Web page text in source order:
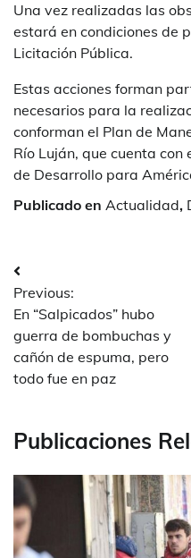
Una vez realizadas las
estará en condiciones de
Licitación Pública.
Estas acciones forman
necesarios para la
conforman el Plan de
Río Luján, que cuenta
de Desarrollo para
Publicado en Actualidad,
Navegación
de
entradas
Previous:
En “Salpicados” hubo
guerra de bombuchas y
cañón de espuma, pero
todo fue en paz
Publicaciones